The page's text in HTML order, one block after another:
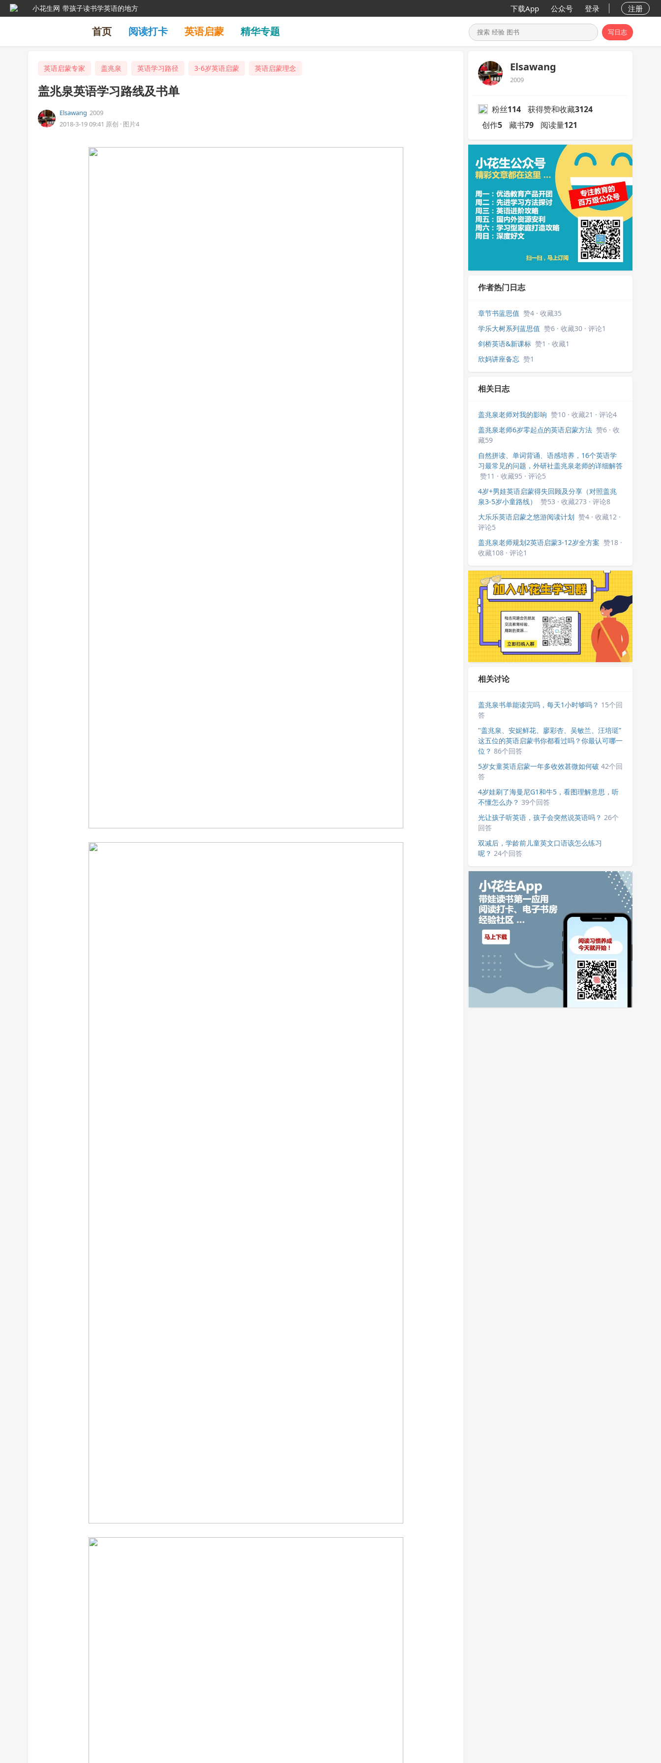
小花生网 带孩子读书学英语的地方 下载App 公众号 登录 注册
首页 阅读打卡 英语启蒙 精华专题 写日志
英语启蒙专家 盖兆泉 英语学习路径 3-6岁英语启蒙 英语启蒙理念
盖兆泉英语学习路线及书单
Elsawang 2009
2018-3-19 09:41 原创 · 图片4
Elsawang
2009
粉丝114 获得赞和收藏3124
创作5 藏书79 阅读量121
作者热门日志
章节书蓝思值 赞4 · 收藏35
学乐大树系列蓝思值 赞6 · 收藏30 · 评论1
剑桥英语&新课标 赞1 · 收藏1
欣妈讲座备忘 赞1
相关日志
盖兆泉老师对我的影响 赞10 · 收藏21 · 评论4
盖兆泉老师6岁零起点的英语启蒙方法 赞6 · 收
藏59
自然拼读、单词背诵、语感培养，16个英语学
习最常见的问题，外研社盖兆泉老师的详细解答
赞11 · 收藏95 · 评论5
4岁+男娃英语启蒙得失回顾及分享（对照盖兆
泉3-5岁小童路线）
赞53 · 收藏273 · 评论8
大乐乐英语启蒙之悠游阅读计划 赞4 · 收藏12 ·
评论5
盖兆泉老师规划2英语启蒙3-12岁全方案 赞18 ·
收藏108 · 评论1
相关讨论
盖兆泉书单能读完吗，每天1小时够吗？ 15个回
答
"盖兆泉、安妮鲜花、廖彩杏、吴敏兰、汪培珽”
这五位的英语启蒙书你都看过吗？你最认可哪一
位？ 86个回答
5岁女童英语启蒙一年多收效甚微如何破 42个回
答
4岁娃刷了海曼尼G1和牛5，看图理解意思，听
不懂怎么办？ 39个回答
光让孩子听英语，孩子会突然说英语吗？ 26个
回答
双减后，学龄前儿童英文口语该怎么练习
呢？ 24个回答